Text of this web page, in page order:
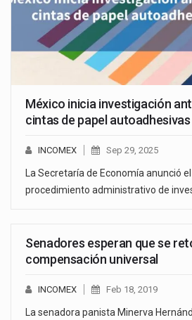
México inicia investigación
cintas de papel autoadhesivas
INCOMEX Sep 29, 2025
La Secretaría de Economía anunció
procedimiento administrativo de
Senadores esperan que se
compensación universal
INCOMEX Feb 18, 2019
La senadora panista Minerva